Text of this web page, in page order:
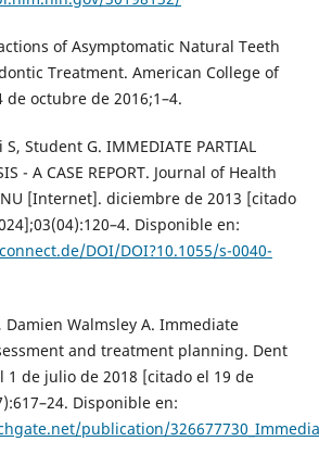
of Asymptomatic Natural Teeth
Treatment. American College of
octubre de 2016;1–4.
Student G. IMMEDIATE PARTIAL
- A CASE REPORT. Journal of Health
[Internet]. diciembre de 2013 [citado
Disponible en:
DOI/DOI?10.1055/s-0040-
Damien Walmsley A. Immediate
and treatment planning. Dent
de julio de 2018 [citado el 19 de
Disponible en:
publication/